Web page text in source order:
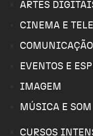
ARTES
CINEMA E
COMUNICAÇÃO
EVENTOS E
IMAGEM
MÚSICA E SOM
CURSOS